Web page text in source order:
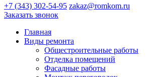
+7 (343) 302-54-95 zakaz@romkom.ru
Заказать звонок
Главная
Виды ремонта
Общестроительные работы
Отделка помещений
Фасадные работы